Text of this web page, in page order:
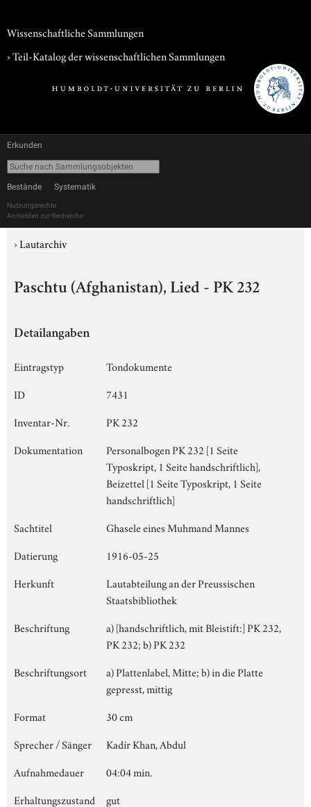
Wissenschaftliche Sammlungen
› Teil-Katalog der wissenschaftlichen Sammlungen
Erkunden
Bestände Systematik
Nutzungsrechte
Anmelden zur Recherche
›Lautarchiv
Paschtu (Afghanistan), Lied - PK 232
Detailangaben
Eintragstyp
Tondokumente
ID
7431
Inventar-Nr.
PK 232
Dokumentation
Personalbogen PK 232 [1 Seite
Typoskript, 1 Seite handschriftlich],
Beizettel [1 Seite Typoskript, 1 Seite
handschriftlich]
Sachtitel
Ghasele eines Muhmand Mannes
Datierung
1916-05-25
Herkunft
Lautabteilung an der Preussischen
Staatsbibliothek
Beschriftung
a) [handschriftlich, mit Bleistift:] PK 232,
PK 232; b) PK 232
Beschriftungsort
a) Plattenlabel, Mitte; b) in die Platte
gepresst, mittig
Format
30 cm
Sprecher / Sänger
Kadír Khan, Abdul
Aufnahmedauer
04:04 min.
Erhaltungszustand
gut